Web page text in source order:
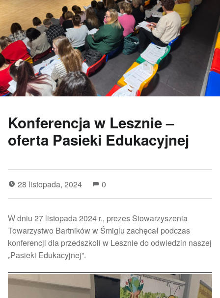
Konferencja w Lesznie –
oferta Pasieki Edukacyjnej
28 listopada, 2024 0
W dniu 27 listopada 2024 r., prezes Stowarzyszenia
Towarzystwo Bartników w Śmiglu zachęcał podczas
konferencji dla przedszkoli w Lesznie do odwiedzin naszej
„Pasieki Edukacyjnej”.